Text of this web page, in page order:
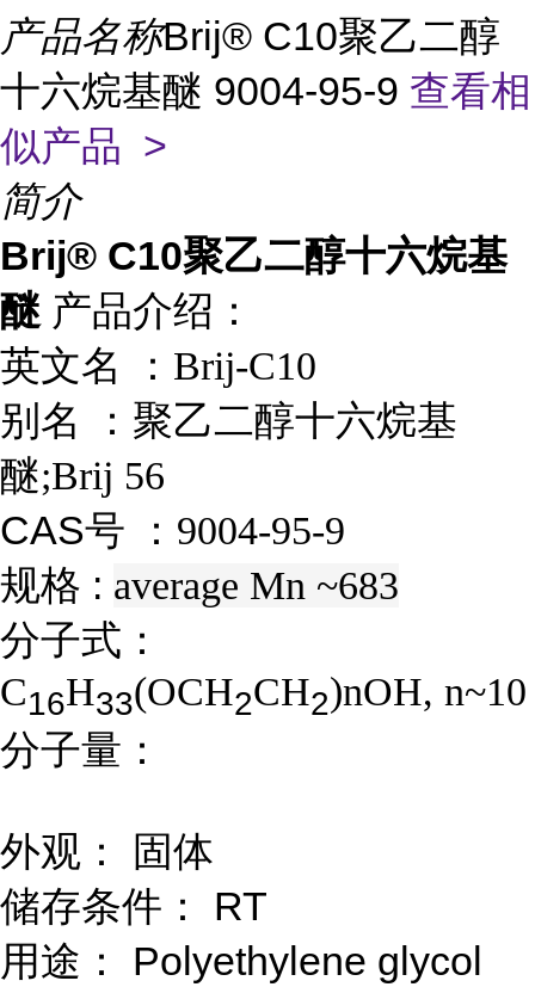
产品名称Brij® C10聚乙二醇
十六烷基醚 9004-95-9 查看相
似产品 >
简介
Brij® C10聚乙二醇十六烷基
醚 产品介绍：
英文名 ： Brij-C10
别名 ： 聚乙二醇十六烷基
醚;Brij 56
CAS号 ： 9004-95-9
规格 : average Mn ~683
分子式：
C16H33(OCH2CH2)nOH, n~10
分子量：
外观： 固体
储存条件： RT
用途： Polyethylene glycol